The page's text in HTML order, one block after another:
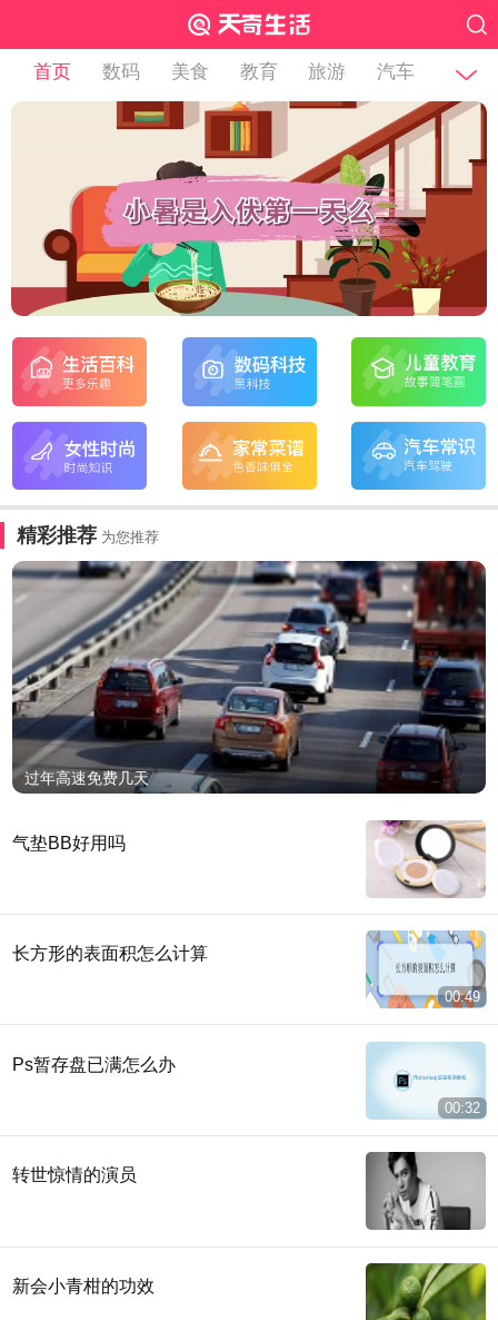
首页 数码 美食 教育 旅游 汽车
精彩推荐 为您推荐
过年高速免费几天
气垫BB好用吗
长方形的表面积怎么计算
00:49
Ps暂存盘已满怎么办
00:32
转世惊情的演员
新会小青柑的功效